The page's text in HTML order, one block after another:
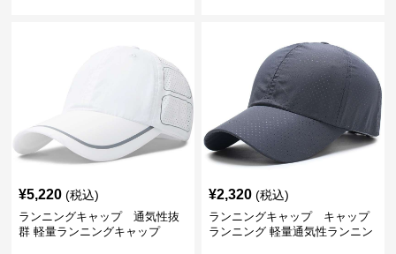
¥5,220 (税込)
ランニングキャップ 通気性抜
群 軽量ランニングキャップ
¥2,320 (税込)
ランニングキャップ キャップ
ランニング 軽量通気性ランニン